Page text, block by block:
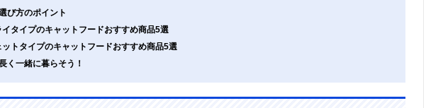
び方のポイント
イタイプのキャットフードおすすめ商品5選
ットタイプのキャットフードおすすめ商品5選
く一緒に暮らそう！